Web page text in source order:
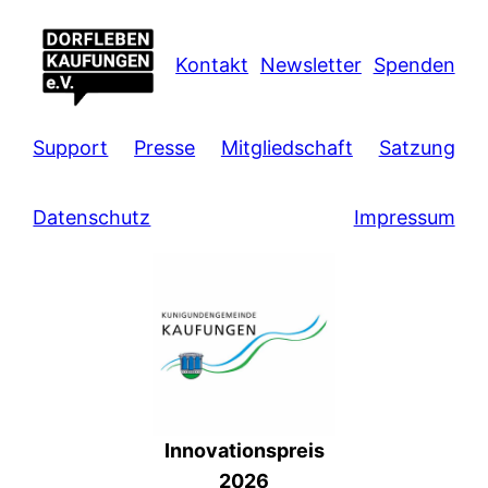
Kontakt Newsletter Spenden
Support Presse Mitgliedschaft Satzung
Datenschutz Impressum
Innovationspreis
2026